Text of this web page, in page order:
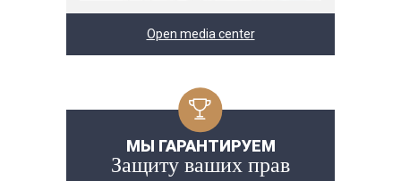
Open media center
МЫ ГАРАНТИРУЕМ
Защиту ваших прав